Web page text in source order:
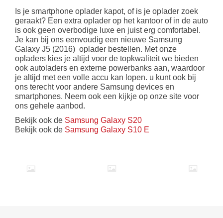
Is je smartphone oplader kapot, of is je oplader zoek
geraakt? Een extra oplader op het kantoor of in de auto
is ook geen overbodige luxe en juist erg comfortabel.
Je kan bij ons eenvoudig een nieuwe Samsung
Galaxy J5 (2016) oplader bestellen. Met onze
opladers kies je altijd voor de topkwaliteit we bieden
ook autoladers en externe powerbanks aan, waardoor
je altijd met een volle accu kan lopen. u kunt ook bij
ons terecht voor andere Samsung devices en
smartphones. Neem ook een kijkje op onze site voor
ons gehele aanbod.
Bekijk ook de Samsung Galaxy S20
Bekijk ook de Samsung Galaxy S10 E